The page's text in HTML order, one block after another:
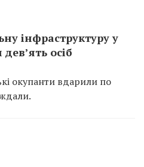
інфраструктуру у
осіб
окупанти вдарили по